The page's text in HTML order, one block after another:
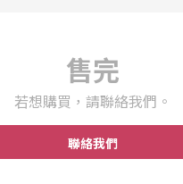
售完
若想購買，請聯絡我們。
聯絡我們